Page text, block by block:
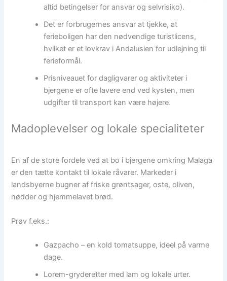
altid betingelser for ansvar og selvrisiko).
Det er forbrugernes ansvar at tjekke, at
ferieboligen har den nødvendige turistlicens,
hvilket er et lovkrav i Andalusien for udlejning til
ferieformål.
Prisniveauet for dagligvarer og aktiviteter i
bjergene er ofte lavere end ved kysten, men
udgifter til transport kan være højere.
Madoplevelser og lokale specialiteter
En af de store fordele ved at bo i bjergene omkring Malaga
er den tætte kontakt til lokale råvarer. Markeder i
landsbyerne bugner af friske grøntsager, oste, oliven,
nødder og hjemmelavet brød.
Prøv f.eks.:
Gazpacho – en kold tomatsuppe, ideel på varme
dage.
Lorem-gryderetter med lam og lokale urter.